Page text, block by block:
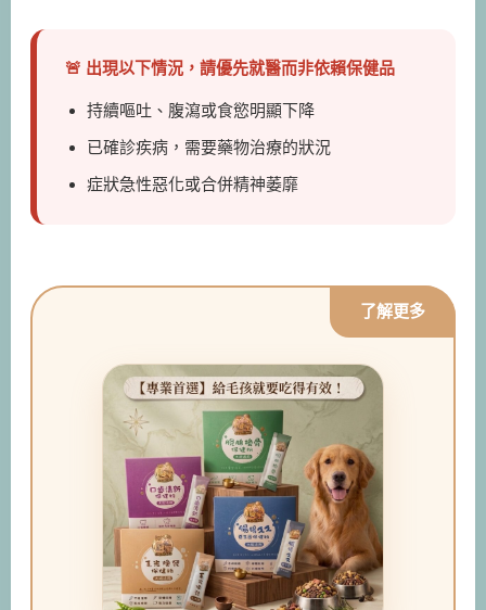
🚨 出現以下情況，請優先就醫而非依賴保健品
持續嘔吐、腹瀉或食慾明顯下降
已確診疾病，需要藥物治療的狀況
症狀急性惡化或合併精神萎靡